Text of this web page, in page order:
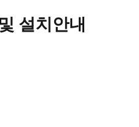
설치안내